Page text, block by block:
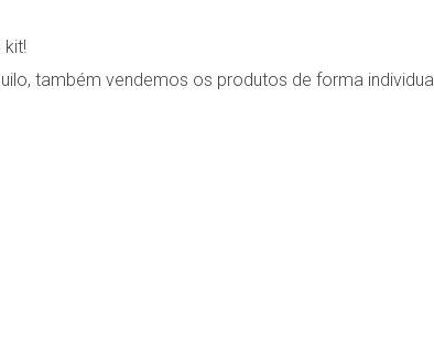
kit!
também vendemos os produtos de forma